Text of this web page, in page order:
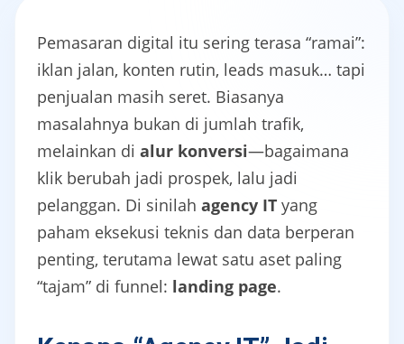
Pemasaran digital itu sering terasa “ramai”:
iklan jalan, konten rutin, leads masuk… tapi
penjualan masih seret. Biasanya
masalahnya bukan di jumlah trafik,
melainkan di alur konversi—bagaimana
klik berubah jadi prospek, lalu jadi
pelanggan. Di sinilah agency IT yang
paham eksekusi teknis dan data berperan
penting, terutama lewat satu aset paling
“tajam” di funnel: landing page.